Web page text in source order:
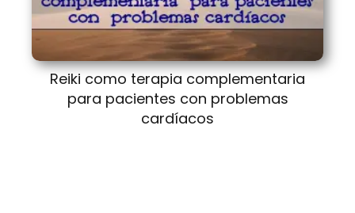
Reiki como terapia complementaria
para pacientes con problemas
cardíacos